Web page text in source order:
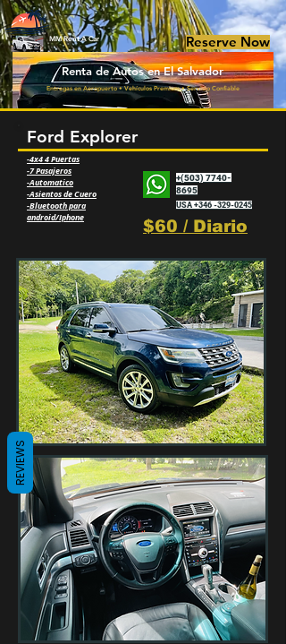
MM Rent A Car Reserve Now
Renta de Autos en El Salvador
Entregas en Aeropuerto • Vehículos Premium • Servicio Confiable
Ford Explorer
-4x4 4 Puertas
-7 Pasajeros
-Automatico
-Asientos de Cuero
-Bluetooth para
android/Iphone
+(503) 7740-
8695
USA +346 -329-0245
$60 / Diario
REVIEWS